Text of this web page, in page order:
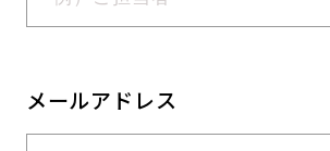
メールアドレス